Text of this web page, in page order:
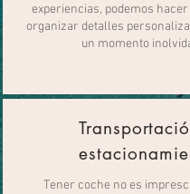
experiencias, podemos
organizar detalles
un momento
Tener coche no es